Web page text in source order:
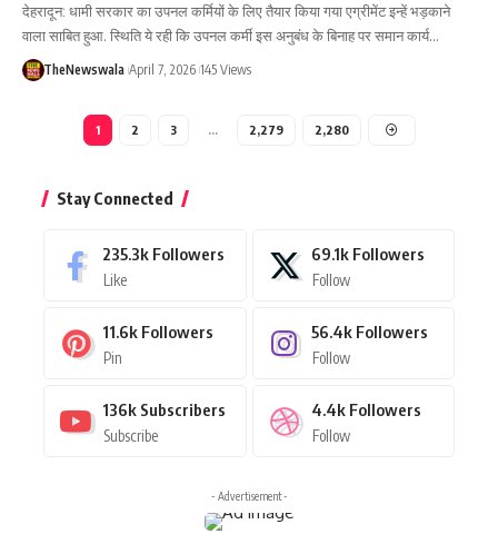
देहरादून: धामी सरकार का उपनल कर्मियों के लिए तैयार किया गया एग्रीमेंट इन्हें भड़काने
वाला साबित हुआ. स्थिति ये रही कि उपनल कर्मी इस अनुबंध के बिनाह पर समान कार्य…
TheNewswala April 7, 2026 145 Views
1 2 3 … 2,279 2,280
Stay Connected
235.3k Followers
Like
69.1k Followers
Follow
11.6k Followers
Pin
56.4k Followers
Follow
136k Subscribers
Subscribe
4.4k Followers
Follow
- Advertisement -